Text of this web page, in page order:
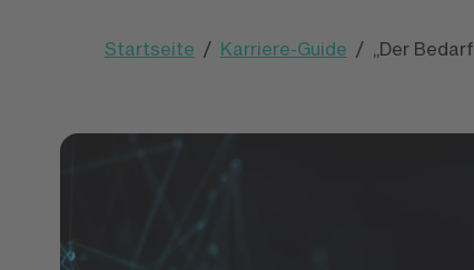
Startseite Karriere-Guide „Der